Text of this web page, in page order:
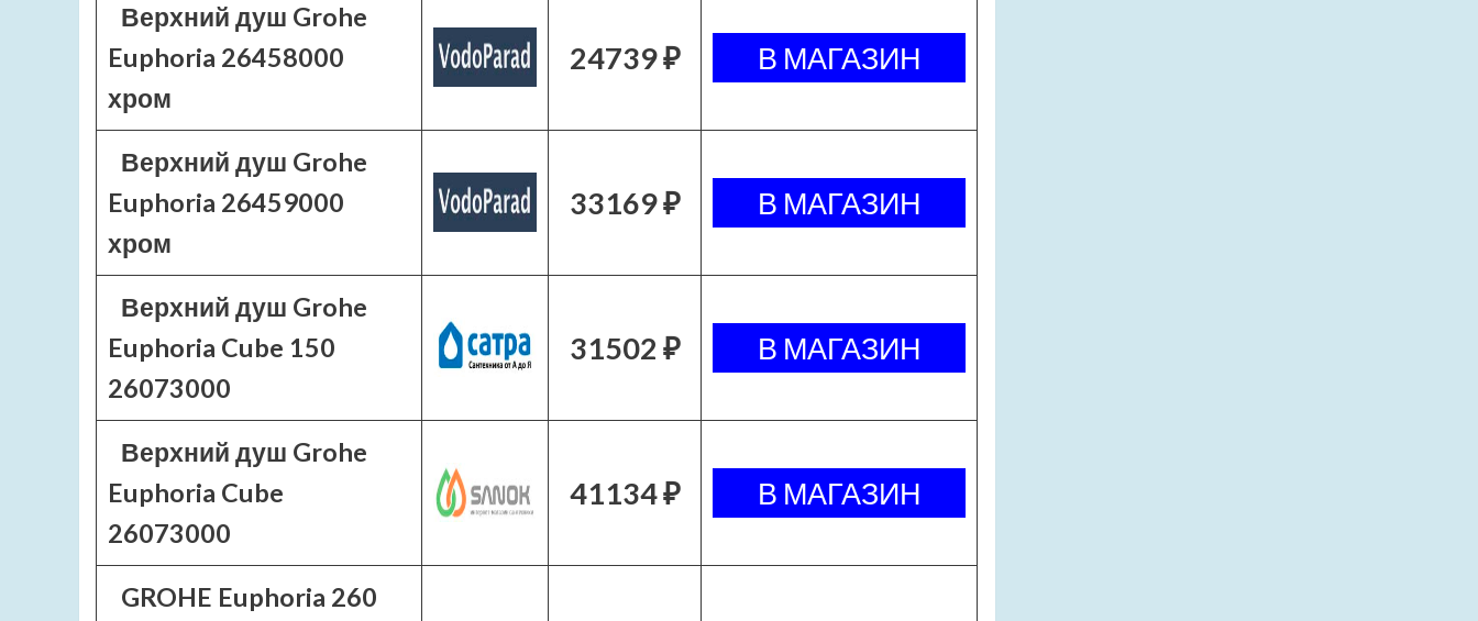
Верхний душ Grohe
Euphoria 26458000
хром
24739 ₽
Верхний душ Grohe
Euphoria 26459000
хром
33169 ₽
Верхний душ Grohe
Euphoria Cube 150
26073000
31502 ₽
Верхний душ Grohe
Euphoria Cube
26073000
41134 ₽
GROHE Euphoria 260